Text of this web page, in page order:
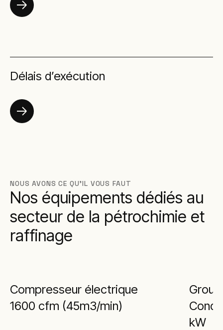
Délais d’exécution
NOUS AVONS CE QU'IL VOUS FAUT
Nos équipements dédiés au
secteur de la pétrochimie et
raffinage
Compresseur électrique
1600 cfm (45m3/min)
kW